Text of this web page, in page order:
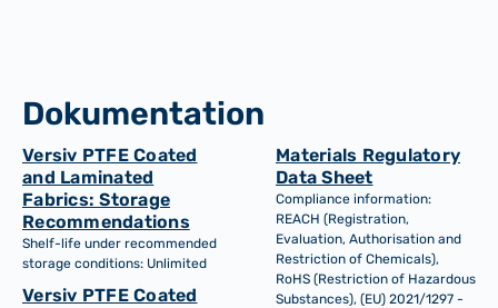
Dokumentation
Versiv PTFE Coated
and Laminated
Fabrics: Storage
Recommendations
Shelf-life under recommended
storage conditions: Unlimited
Versiv PTFE Coated
Materials Regulatory
Data Sheet
Compliance information:
REACH (Registration,
Evaluation, Authorisation and
Restriction of Chemicals),
RoHS (Restriction of Hazardous
Substances), (EU) 2021/1297 -